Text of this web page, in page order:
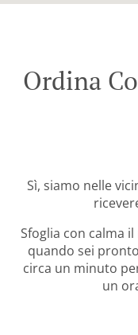
Ordina
Sì, siamo nelle
Sfoglia con calma
quando sei
circa un minuto
un